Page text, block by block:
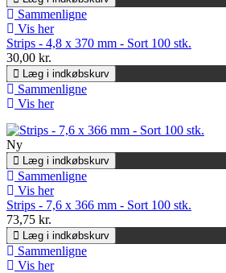
Sammenligne
Vis her
Strips - 4,8 x 370 mm - Sort 100 stk.
30,00 kr.
Læg i indkøbskurv
Sammenligne
Vis her
Ny
Læg i indkøbskurv
Sammenligne
Vis her
Strips - 7,6 x 366 mm - Sort 100 stk.
73,75 kr.
Læg i indkøbskurv
Sammenligne
Vis her